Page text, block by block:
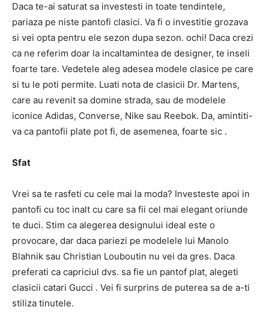
Daca te-ai saturat sa investesti in toate tendintele,
pariaza pe niste pantofi clasici. Va fi o investitie grozava
si vei opta pentru ele sezon dupa sezon. ochi! Daca crezi
ca ne referim doar la incaltamintea de designer, te inseli
foarte tare. Vedetele aleg adesea modele clasice pe care
si tu le poti permite. Luati nota de clasicii Dr. Martens,
care au revenit sa domine strada, sau de modelele
iconice Adidas, Converse, Nike sau Reebok. Da, amintiti-
va ca pantofii plate pot fi, de asemenea, foarte sic .
Sfat
Vrei sa te rasfeti cu cele mai la moda? Investeste apoi in
pantofi cu toc inalt cu care sa fii cel mai elegant oriunde
te duci. Stim ca alegerea designului ideal este o
provocare, dar daca pariezi pe modelele lui Manolo
Blahnik sau Christian Louboutin nu vei da gres. Daca
preferati ca capriciul dvs. sa fie un pantof plat, alegeti
clasicii catari Gucci . Vei fi surprins de puterea sa de a-ti
stiliza tinutele.